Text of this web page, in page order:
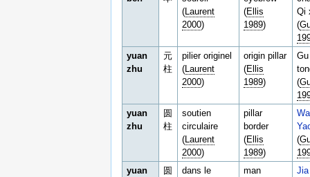
(Laurent
2000)
(Ellis
1989)
Qi
(
yuan
zhu
元
柱
pilier originel
(Laurent
2000)
origin pillar
(Ellis
1989)
(
yuan
zhu
圆
柱
soutien
circulaire
(Laurent
2000)
pillar
border
(Ellis
1989)
(
yuan
圆
dans le
man